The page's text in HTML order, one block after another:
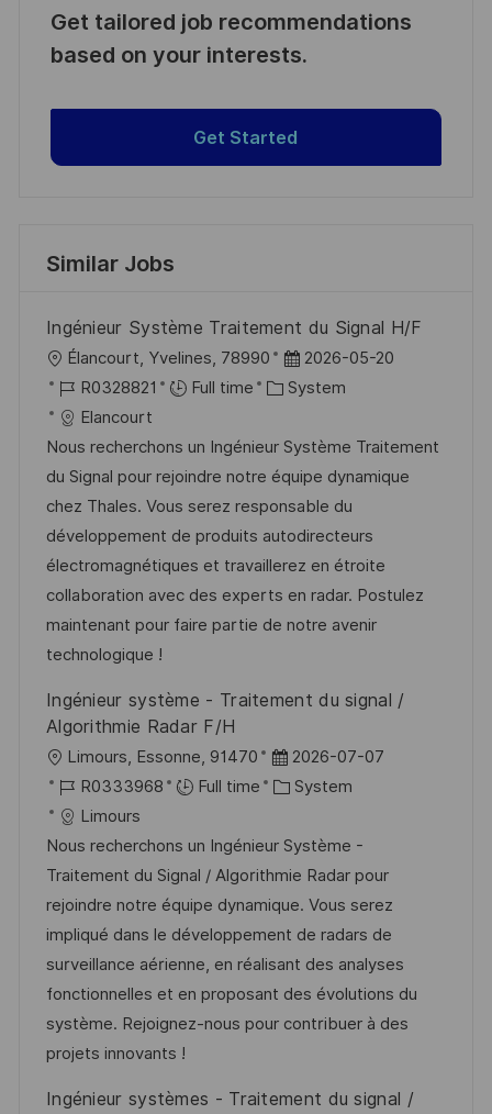
Get tailored job recommendations
based on your interests.
Get Started
Similar Jobs
Ingénieur Système Traitement du Signal H/F
L
o
c
a
t
i
o
n
Élancourt, Yvelines, 78990
P
o
t
e
d
D
a
t
e
2026-05-20
J
o
b
I
d
R0328821 Full time
C
t
e
g
o
r
y
System
Elancourt
Nous recherchons un Ingénieur Système Traitement
du Signal pour rejoindre notre équipe dynamique
chez Thales. Vous serez responsable du
développement de produits autodirecteurs
électromagnétiques et travaillerez en étroite
collaboration avec des experts en radar. Postulez
maintenant pour faire partie de notre avenir
technologique !
Ingénieur système - Traitement du signal /
Algorithmie Radar F/H
L
o
c
a
t
i
o
n
Limours, Essonne, 91470
P
o
t
e
d
D
a
t
e
2026-07-07
J
o
b
I
d
R0333968 Full time
C
t
e
g
o
r
y
System
Limours
Nous recherchons un Ingénieur Système -
Traitement du Signal / Algorithmie Radar pour
rejoindre notre équipe dynamique. Vous serez
impliqué dans le développement de radars de
surveillance aérienne, en réalisant des analyses
fonctionnelles et en proposant des évolutions du
système. Rejoignez-nous pour contribuer à des
projets innovants !
Ingénieur systèmes - Traitement du signal /